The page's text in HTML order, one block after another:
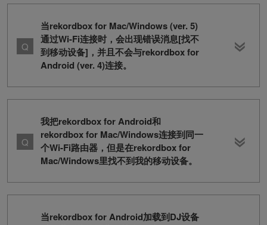
当rekordbox for Mac/Windows (ver. 5)
通过Wi-Fi连接时，会出现错误消息[找不
到移动设备]，并且不会与rekordbox for
Android (ver. 4)连接。
我把rekordbox for Android和
rekordbox for Mac/Windows连接到同一
个Wi-Fi路由器，但是在rekordbox for
Mac/Windows里找不到我的移动设备。
当rekordbox for Android加载到DJ设备